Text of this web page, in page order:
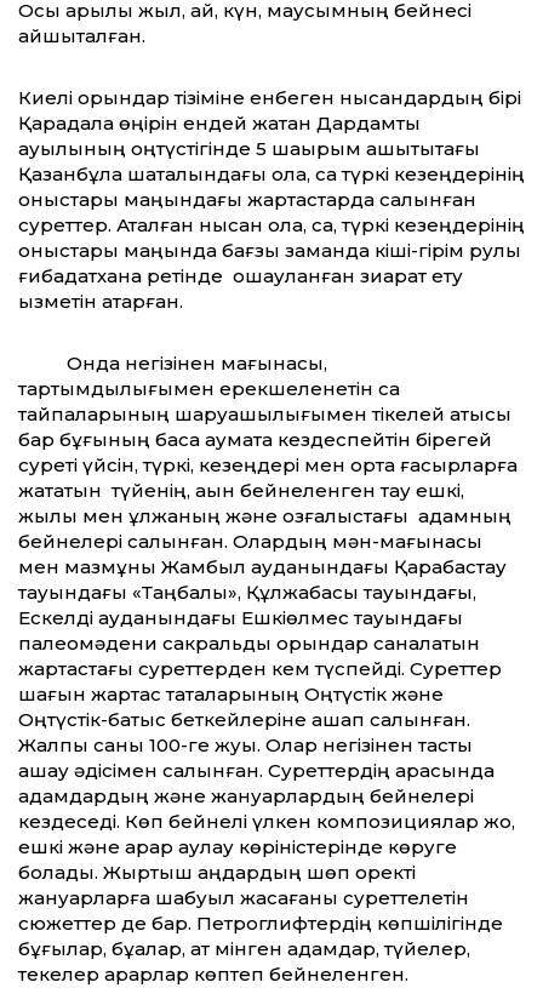
Осы арқылы жыл, ай, күн, маусымның бейнесі
айшықталған.
Киелі орындар тізіміне енбеген нысандардың бірі
Қарадала өңірін ендей жатқан Дардамты
ауылының оңтүстігінде 5 шақырым қашықтықтағы
Қазанбұлақ шатқалындағы қола, сақ түркі кезеңдерінің
қоныстары маңындағы жартастарда салынған
суреттер. Аталған нысан қола, сақ, түркі кезеңдерінің
қоныстары маңында бағзы заманда кіші-гірім рулық
ғибадатхана ретінде оқшауланған зиарат ету
қызметін атқарған.
Онда негізінен мағынасы,
тартымдылығымен ерекшеленетін сақ
тайпаларының шаруашылығымен тікелей қатысы
бар бұғының басқа аумақта кездеспейтін бірегей
суреті үйсін, түркі, кезеңдері мен орта ғасырларға
жататын түйенің, ақын бейнеленген тау ешкі,
жылқы мен құлжаның және қозғалыстағы адамның
бейнелері салынған. Олардың мән-мағынасы
мен мазмұны Жамбыл ауданындағы Қарабастау
тауындағы «Таңбалы», Құлжабасы тауындағы,
Ескелді ауданындағы Ешкіөлмес тауындағы
палеомәдени сакральды орындар саналатын
жартастағы суреттерден кем түспейді. Су­реттер
шағын жартас тақталарының Оңтүстiк және
Оңтүстiк-батыс беткейлерiне қашап салынған.
Жалпы саны 100-ге жуық. Олар негiзiнен тасты
қашау әдiсiмен салынған. Суреттердiң арасында
адамдардың және жануарлардың бейнелерi
кездеседi. Көп бейнелi үлкен композициялар жоқ,
ешкi және арқар аулау көpiнicтepiнде көруге
болады. Жыртқыш аңдардың шөп қоректi
жануарларға шабуыл жасағаны суреттелетiн
сюжеттер де бар. Петроглифтердiң көпшiлiгiнде
бұғылар, бұқалар, ат мінген адамдар, түйелер,
текелер арқарлар көптеп бей­неленген.